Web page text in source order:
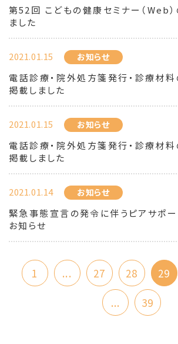
第52回 こどもの健康セミナー（Web
ました
2021.01.15 お知らせ
電話診療・院外処方箋発行・診療材
掲載しました
2021.01.15 お知らせ
電話診療・院外処方箋発行・診療材
掲載しました
2021.01.14 お知らせ
緊急事態宣言の発令に伴うピアサポ
お知らせ
1 ... 27 28 29
...
39